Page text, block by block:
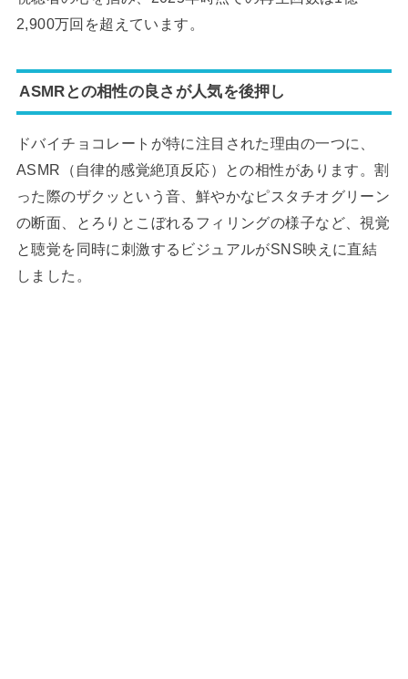
2,900万回を超えています。
ASMRとの相性の良さが人気を後押し
ドバイチョコレートが特に注目された理由の一つに、
ASMR（自律的感覚絶頂反応）との相性があります。割
った際のザクッという音、鮮やかなピスタチオグリーン
の断面、とろりとこぼれるフィリングの様子など、視覚
と聴覚を同時に刺激するビジュアルがSNS映えに直結
しました。